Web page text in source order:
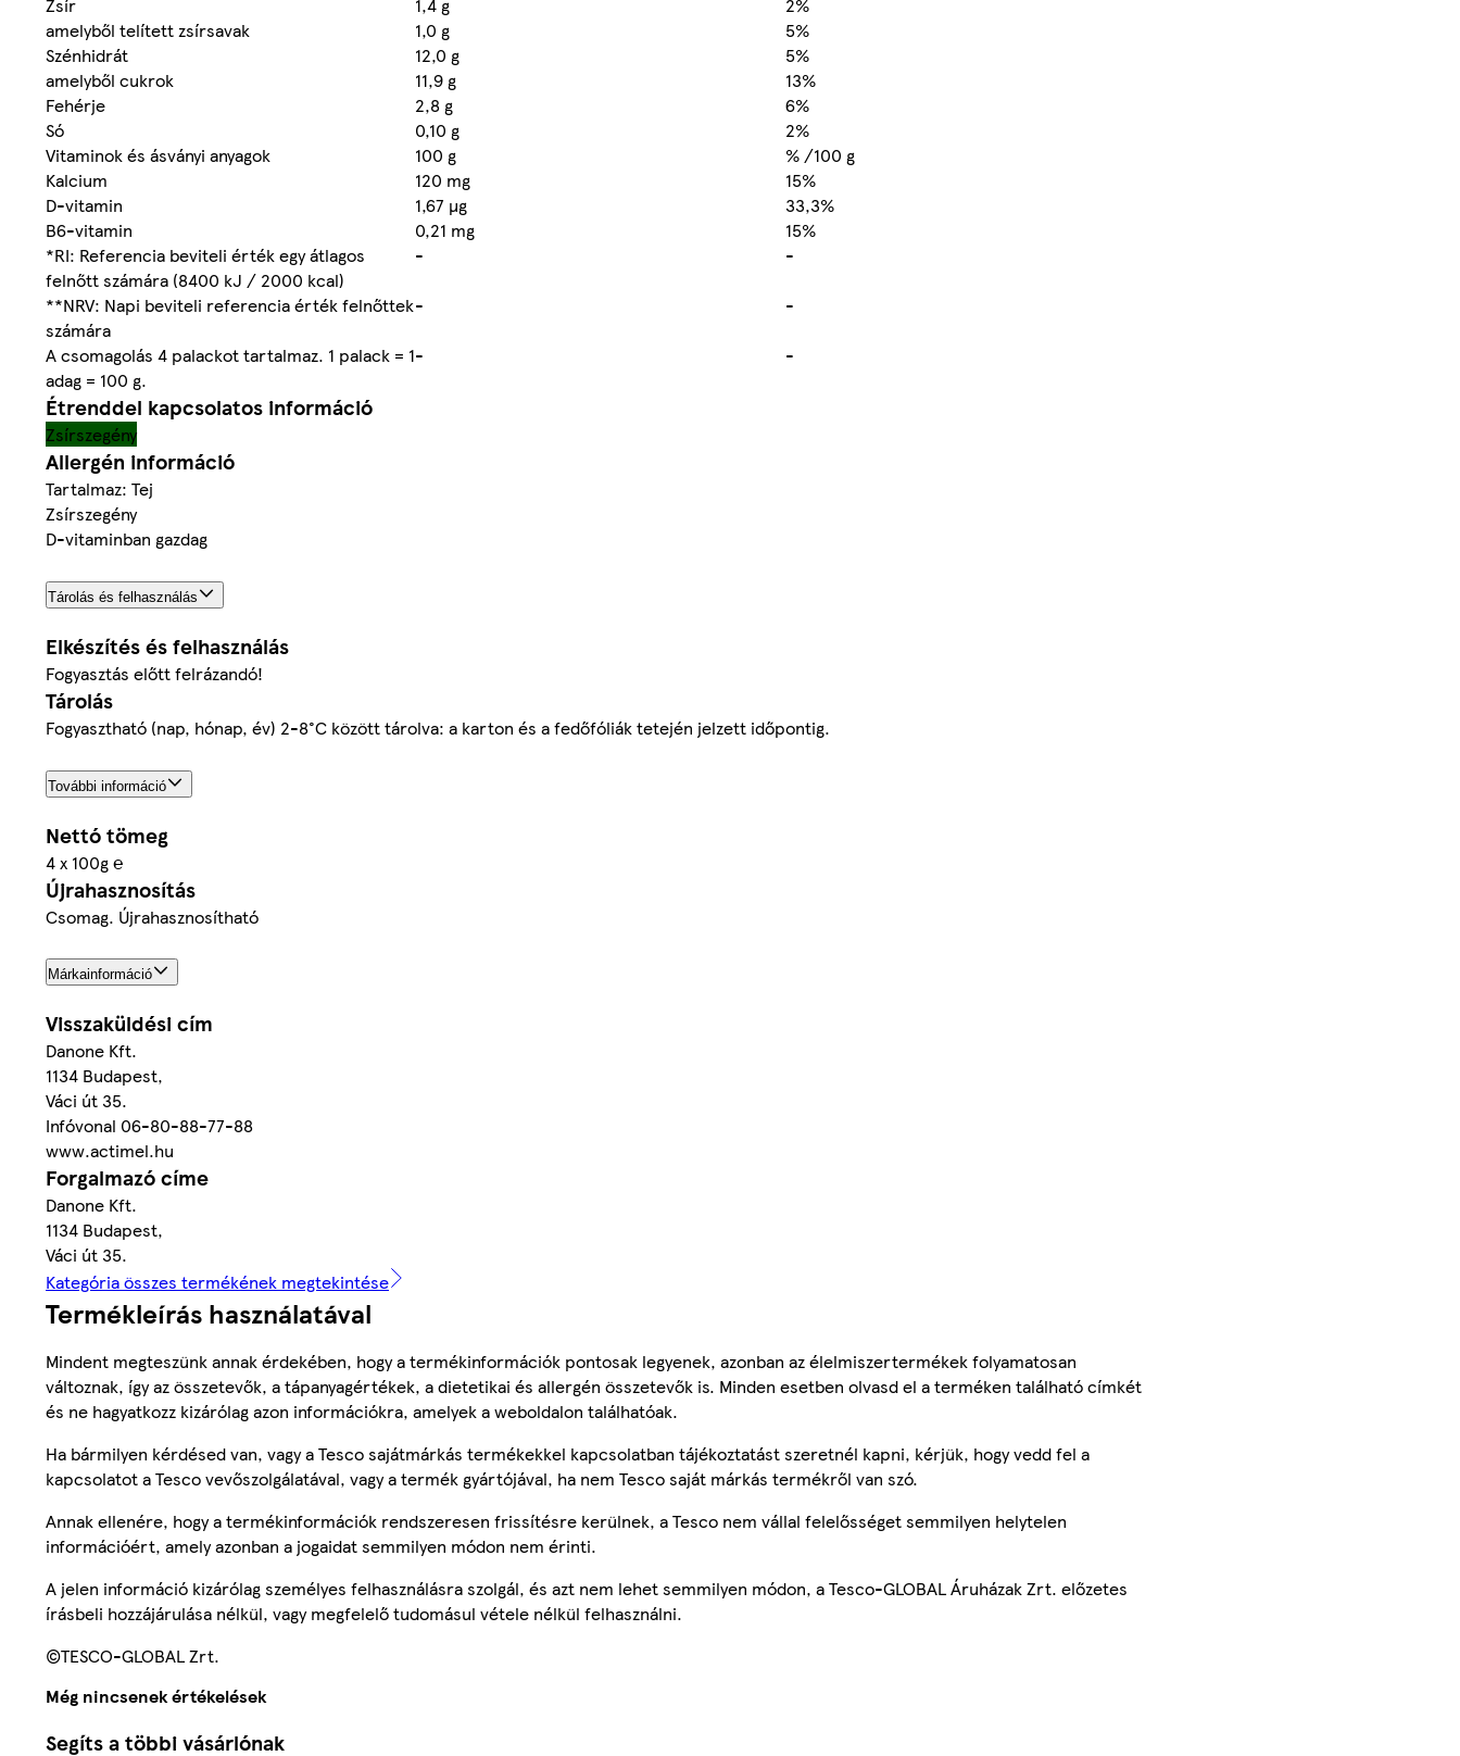
amelyből telített zsírsavak
1,0 g
5%
Szénhidrát
12,0 g
5%
amelyből cukrok
11,9 g
13%
Fehérje
2,8 g
6%
Só
0,10 g
2%
Vitaminok és ásványi anyagok
100 g
% /100 g
Kalcium
120 mg
15%
D-vitamin
1,67 µg
33,3%
B6-vitamin
0,21 mg
15%
*RI: Referencia beviteli érték egy átlagos
felnőtt számára (8400 kJ / 2000 kcal)
-
-
**NRV: Napi beviteli referencia érték felnőttek
számára
-
-
A csomagolás 4 palackot tartalmaz. 1 palack = 1
adag = 100 g.
- -
Étrenddel kapcsolatos információ
Zsírszegény
Allergén információ
Tartalmaz: Tej
Zsírszegény
D-vitaminban gazdag
Tárolás és felhasználás
Elkészítés és felhasználás
Fogyasztás előtt felrázandó!
Tárolás
Fogyasztható (nap, hónap, év) 2-8°C között tárolva: a karton és a fedőfóliák tetején jelzett időpontig.
További információ
Nettó tömeg
4 x 100g ℮
Újrahasznosítás
Csomag. Újrahasznosítható
Márkainformáció
Visszaküldési cím
Danone Kft.
1134 Budapest,
Váci út 35.
Infóvonal 06-80-88-77-88
www.actimel.hu
Forgalmazó címe
Danone Kft.
1134 Budapest,
Váci út 35.
Kategória összes termékének megtekintése
Termékleírás használatával
Mindent megteszünk annak érdekében, hogy a termékinformációk pontosak legyenek, azonban az élelmiszertermékek folyamatosan
változnak, így az összetevők, a tápanyagértékek, a dietetikai és allergén összetevők is. Minden esetben olvasd el a terméken található címkét
és ne hagyatkozz kizárólag azon információkra, amelyek a weboldalon találhatóak.
Ha bármilyen kérdésed van, vagy a Tesco sajátmárkás termékekkel kapcsolatban tájékoztatást szeretnél kapni, kérjük, hogy vedd fel a
kapcsolatot a Tesco vevőszolgálatával, vagy a termék gyártójával, ha nem Tesco saját márkás termékről van szó.
Annak ellenére, hogy a termékinformációk rendszeresen frissítésre kerülnek, a Tesco nem vállal felelősséget semmilyen helytelen
információért, amely azonban a jogaidat semmilyen módon nem érinti.
A jelen információ kizárólag személyes felhasználásra szolgál, és azt nem lehet semmilyen módon, a Tesco-GLOBAL Áruházak Zrt. előzetes
írásbeli hozzájárulása nélkül, vagy megfelelő tudomásul vétele nélkül felhasználni.
©TESCO-GLOBAL Zrt.
Még nincsenek értékelések
Segíts a többi vásárlónak